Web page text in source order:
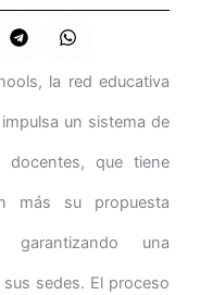
la red educativa
un sistema de
docentes, que tiene
más su propuesta
garantizando una
sedes. El proceso